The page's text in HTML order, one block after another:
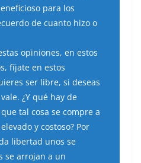
para los
de cuanto hizo o
opiniones, en estos
fíjate en estos
ser libre, si deseas
¿Y qué hay de
tal cosa se compre a
y costoso? Por
libertad unos se
se arrojan a un